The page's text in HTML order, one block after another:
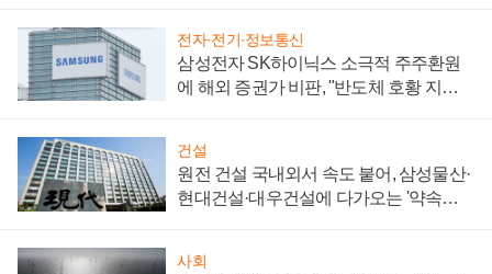
전자·전기·정보통신
삼성전자 SK하이닉스 소극적 주주환원
에 해외 증권가 비판, "반도체 호황 지속
건설
원전 건설 국내외서 속도 붙어, 삼성물산·
현대건설·대우건설에 다가오는 '약속의
사회